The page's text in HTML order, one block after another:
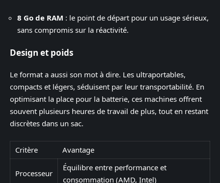
8 Go de RAM : le point de départ pour un usage sérieux,
sans compromis sur la réactivité.
Design et poids
Le format a aussi son mot à dire. Les ultraportables,
compacts et légers, séduisent par leur transportabilité. En
optimisant la place pour la batterie, ces machines offrent
souvent plusieurs heures de travail de plus, tout en restant
discrètes dans un sac.
Critère Avantage
Processeur
Équilibre entre performance et
consommation (AMD, Intel)